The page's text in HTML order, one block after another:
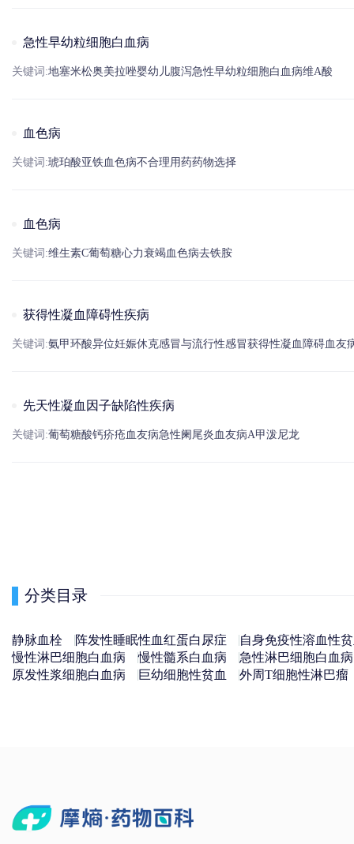
急性早幼粒细胞白血病
关键词:地塞米松奥美拉唑婴幼儿腹泻急性早幼粒细胞白血病维A酸
血色病
关键词:琥珀酸亚铁血色病不合理用药药物选择
血色病
关键词:维生素C葡萄糖心力衰竭血色病去铁胺
获得性凝血障碍性疾病
关键词:氨甲环酸异位妊娠休克感冒与流行性感冒获得性凝血障碍血友
先天性凝血因子缺陷性疾病
关键词:葡萄糖酸钙疥疮 血友病急性阑尾炎 血友病A甲泼尼龙
分类目录
静脉血栓 阵发性睡眠性血红蛋白尿症
自身免疫性溶血性
慢性淋巴细胞白血病
慢性髓系白血病
急性淋巴细胞白血病
原发性浆细胞白血病
巨幼细胞性贫血 外周T细胞性淋巴瘤